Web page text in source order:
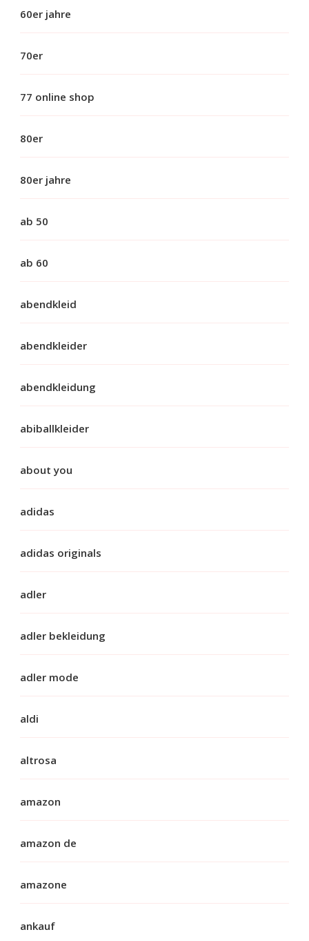
60er jahre
70er
77 online shop
80er
80er jahre
ab 50
ab 60
abendkleid
abendkleider
abendkleidung
abiballkleider
about you
adidas
adidas originals
adler
adler bekleidung
adler mode
aldi
altrosa
amazon
amazon de
amazone
ankauf